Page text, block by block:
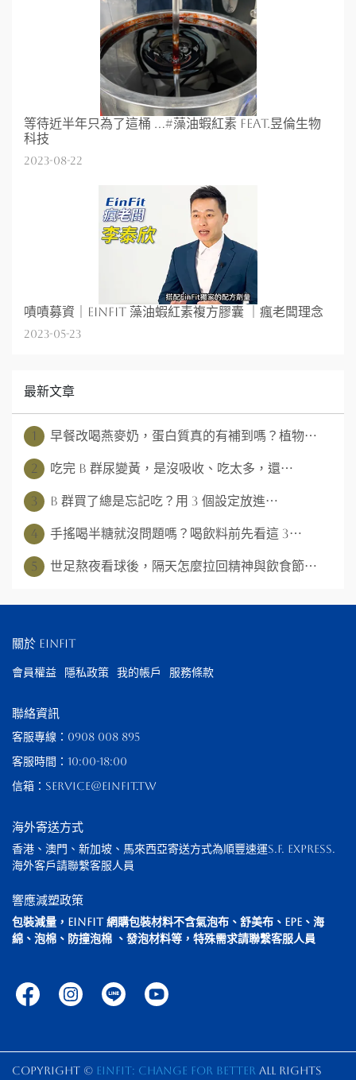
等待近半年只為了這桶 ...#藻油蝦紅素 feat.昱倫生物
科技
2023-08-22
嘖嘖募資｜EinFit 藻油蝦紅素複方膠囊 ｜瘋老闆理念
2023-05-23
最新文章
1 早餐改喝燕麥奶，蛋白質真的有補到嗎？植物⋯
2 吃完 B 群尿變黃，是沒吸收、吃太多，還⋯
3 B 群買了總是忘記吃？用 3 個設定放進⋯
4 手搖喝半糖就沒問題嗎？喝飲料前先看這 3⋯
5 世足熬夜看球後，隔天怎麼拉回精神與飲食節⋯
關於 EinFit
會員權益 隱私政策 我的帳戶 服務條款
聯絡資訊
客服專線：0908 008 895
客服時間：10:00-18:00
信箱：service@einfit.tw
海外寄送方式
香港、澳門、新加坡、馬來西亞寄送方式為順豐速運S.F. Express.
海外客戶請聯繫客服人員
響應減塑政策
包裝減量，EinFit 網購包裝材料不含氣泡布、舒美布、EPE、海
綿、泡棉、防撞泡棉 、發泡材料等，特殊需求請聯繫客服人員
Copyright © EinFit: Change for Better All Rights